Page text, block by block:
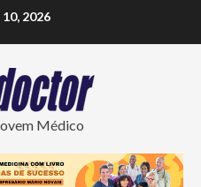
2026
Médico